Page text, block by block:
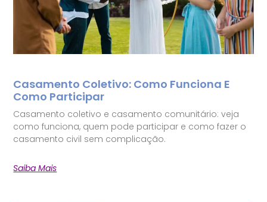
Casamento Coletivo: Como Funciona E
Como Participar
Casamento coletivo e casamento comunitário: veja
como funciona, quem pode participar e como fazer o
casamento civil sem complicação.
Saiba Mais